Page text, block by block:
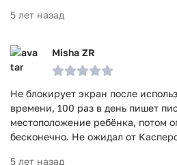
5 лет назад
Misha ZR
Не блокирует экран после
времени, 100 раз в день пишет
местоположение ребёнка, потом
бесконечно. Не ожидал от
5 лет назад